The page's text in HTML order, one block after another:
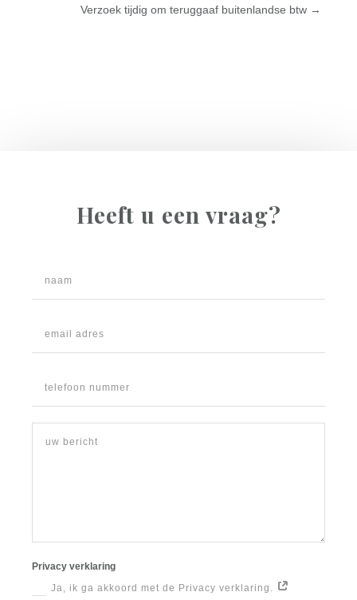
Verzoek tijdig om teruggaaf buitenlandse btw →
Heeft u een vraag?
Privacy verklaring
Ja, ik ga akkoord met de Privacy verklaring.